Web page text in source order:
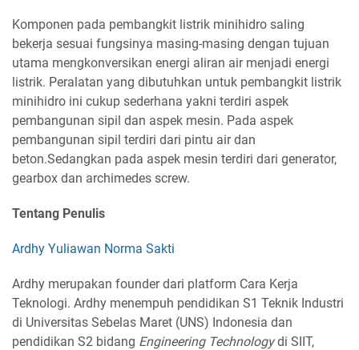
Komponen pada pembangkit listrik minihidro saling
bekerja sesuai fungsinya masing-masing dengan tujuan
utama mengkonversikan energi aliran air menjadi energi
listrik. Peralatan yang dibutuhkan untuk pembangkit listrik
minihidro ini cukup sederhana yakni terdiri aspek
pembangunan sipil dan aspek mesin. Pada aspek
pembangunan sipil terdiri dari pintu air dan
beton.Sedangkan pada aspek mesin terdiri dari generator,
gearbox dan archimedes screw.
Tentang Penulis
Ardhy Yuliawan Norma Sakti
Ardhy merupakan founder dari platform Cara Kerja
Teknologi. Ardhy menempuh pendidikan S1 Teknik Industri
di Universitas Sebelas Maret (UNS) Indonesia dan
pendidikan S2 bidang Engineering Technologydi SIIT,